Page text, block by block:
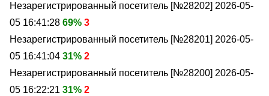
Незарегистрированный посетитель [№28202] 2026-05-
05 16:41:28 69% 3
Незарегистрированный посетитель [№28201] 2026-05-
05 16:41:04 31% 2
Незарегистрированный посетитель [№28200] 2026-05-
05 16:22:21 31% 2